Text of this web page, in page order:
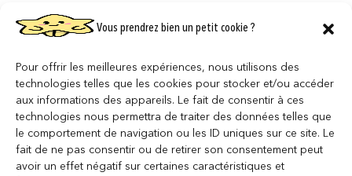
Vous prendrez bien un petit cookie ?
Pour offrir les meilleures expériences, nous utilisons des
technologies telles que les cookies pour stocker et/ou accéder
aux informations des appareils. Le fait de consentir à ces
technologies nous permettra de traiter des données telles que
le comportement de navigation ou les ID uniques sur ce site. Le
fait de ne pas consentir ou de retirer son consentement peut
avoir un effet négatif sur certaines caractéristiques et